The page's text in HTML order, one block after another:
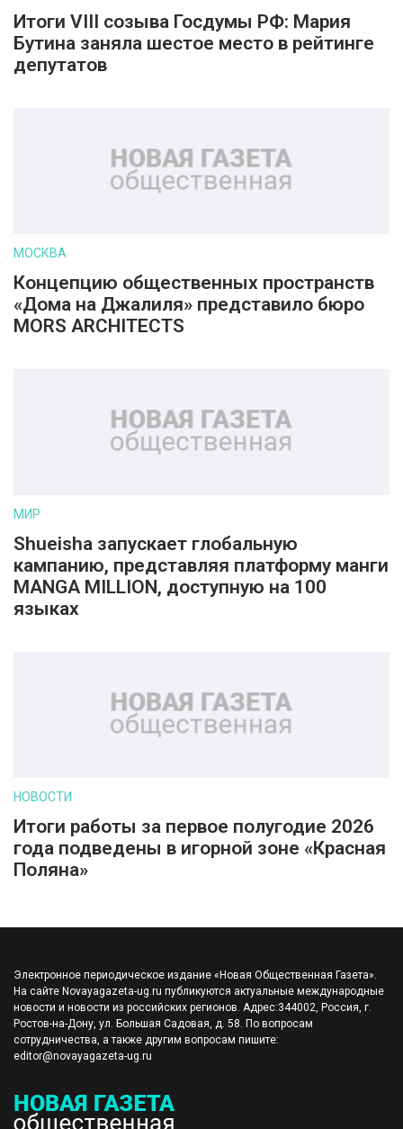
Итоги VIII созыва Госдумы РФ: Мария
Бутина заняла шестое место в рейтинге
депутатов
МОСКВА
Концепцию общественных пространств
«Дома на Джалиля» представило бюро
MORS ARCHITECTS
МИР
Shueisha запускает глобальную
кампанию, представляя платформу манги
MANGA MILLION, доступную на 100
языках
НОВОСТИ
Итоги работы за первое полугодие 2026
года подведены в игорной зоне «Красная
Поляна»
Электронное периодическое издание «Новая Общественная Газета».
На сайте Novayagazeta-ug.ru публикуются актуальные международные
новости и новости из российских регионов. Адрес:344002, Россия, г.
Ростов-на-Дону, ул. Большая Садовая, д. 58. По вопросам
сотрудничества, а также другим вопросам пишите:
editor@novayagazeta-ug.ru